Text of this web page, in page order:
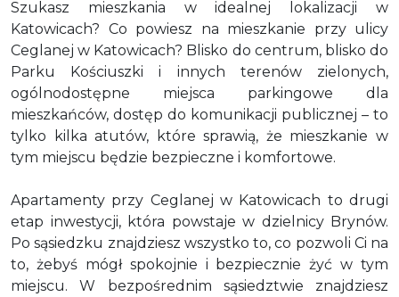
Szukasz mieszkania w idealnej lokalizacji w
Katowicach? Co powiesz na mieszkanie przy ulicy
Ceglanej w Katowicach? Blisko do centrum, blisko do
Parku Kościuszki i innych terenów zielonych,
ogólnodostępne miejsca parkingowe dla
mieszkańców, dostęp do komunikacji publicznej – to
tylko kilka atutów, które sprawią, że mieszkanie w
tym miejscu będzie bezpieczne i komfortowe.
Apartamenty przy Ceglanej w Katowicach to drugi
etap inwestycji, która powstaje w dzielnicy Brynów.
Po sąsiedzku znajdziesz wszystko to, co pozwoli Ci na
to, żebyś mógł spokojnie i bezpiecznie żyć w tym
miejscu. W bezpośrednim sąsiedztwie znajdziesz